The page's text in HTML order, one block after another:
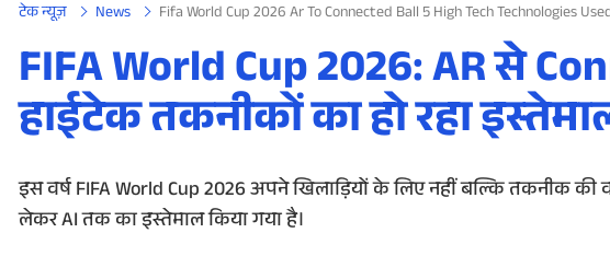
होम
न्यूज़
रिव्यू
मोबाइल फोन्स
टेक न्यूज़ News Fifa World Cup 2026 Ar To Connected Ball 5 High Tech Technologies
FIFA World Cup 2026: AR से
हाईटेक तकनीकों का हो रहा
इस वर्ष FIFA World Cup 2026 अपने खिलाड़ियों के लिए नहीं बल्कि तकनीक
लेकर AI तक का इस्तेमाल किया गया है।